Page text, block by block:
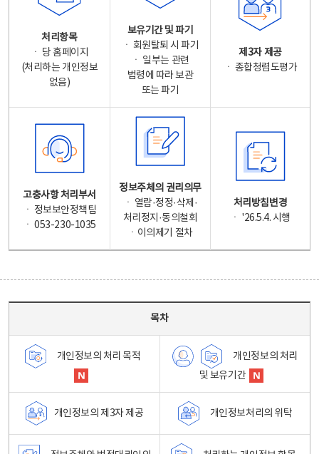
처리항목
ㆍ 당 홈페이지
(처리하는 개인정보
없음)
보유기간 및 파기
ㆍ 회원탈퇴 시 파기
ㆍ 일부는 관련
법령에 따라 보관
또는 파기
제3자 제공
ㆍ 종합청렴도평가
고충사항 처리부서
ㆍ 정보보안정책팀
ㆍ 053-230-1035
정보주체의 권리의무
ㆍ 열람·정정·삭제·
처리정지·동의철회
ㆍ이의제기 절차
처리방침변경
ㆍ '26.5.4. 시행
목차
개인정보의 처리 목적
개인정보의 처리
및 보유기간
개인정보의 제3자 제공 개인정보처리의 위탁